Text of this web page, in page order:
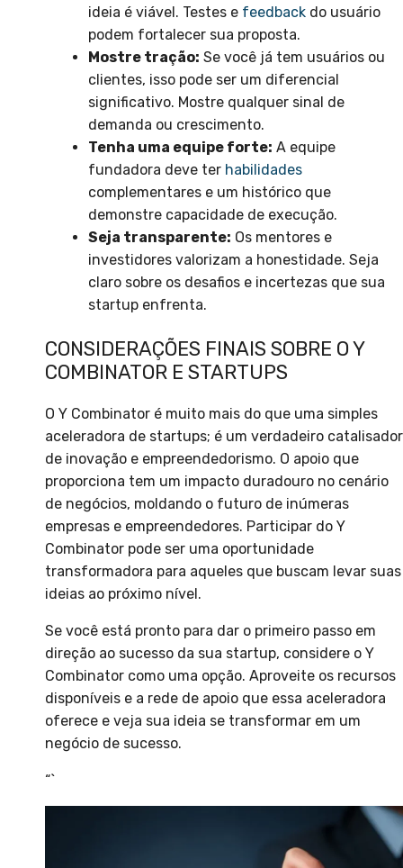
ideia é viável. Testes e feedback do usuário
podem fortalecer sua proposta.
Mostre tração: Se você já tem usuários ou
clientes, isso pode ser um diferencial
significativo. Mostre qualquer sinal de
demanda ou crescimento.
Tenha uma equipe forte: A equipe
fundadora deve ter habilidades
complementares e um histórico que
demonstre capacidade de execução.
Seja transparente: Os mentores e
investidores valorizam a honestidade. Seja
claro sobre os desafios e incertezas que sua
startup enfrenta.
CONSIDERAÇÕES FINAIS SOBRE O Y
COMBINATOR E STARTUPS
O Y Combinator é muito mais do que uma simples
aceleradora de startups; é um verdadeiro catalisador
de inovação e empreendedorismo. O apoio que
proporciona tem um impacto duradouro no cenário
de negócios, moldando o futuro de inúmeras
empresas e empreendedores. Participar do Y
Combinator pode ser uma oportunidade
transformadora para aqueles que buscam levar suas
ideias ao próximo nível.
Se você está pronto para dar o primeiro passo em
direção ao sucesso da sua startup, considere o Y
Combinator como uma opção. Aproveite os recursos
disponíveis e a rede de apoio que essa aceleradora
oferece e veja sua ideia se transformar em um
negócio de sucesso.
“`